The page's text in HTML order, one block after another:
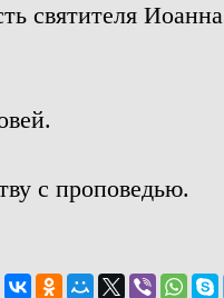
святителя Иоанна
с проповедью.